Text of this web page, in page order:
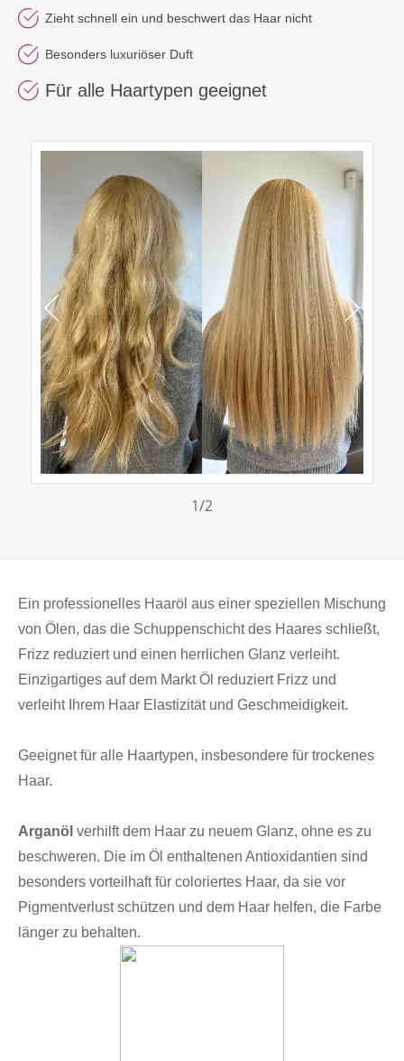
Zieht schnell ein und beschwert das Haar nicht
Besonders luxuriöser Duft
Für alle Haartypen geeignet
1/2
Ein professionelles Haaröl aus einer speziellen Mischung
von Ölen, das die Schuppenschicht des Haares schließt,
Frizz reduziert und einen herrlichen Glanz verleiht.
Einzigartiges auf dem Markt Öl reduziert Frizz und
verleiht Ihrem Haar Elastizität und Geschmeidigkeit.
Geeignet für alle Haartypen, insbesondere für trockenes
Haar.
Arganöl verhilft dem Haar zu neuem Glanz, ohne es zu
beschweren. Die im Öl enthaltenen Antioxidantien sind
besonders vorteilhaft für coloriertes Haar, da sie vor
Pigmentverlust schützen und dem Haar helfen, die Farbe
länger zu behalten.